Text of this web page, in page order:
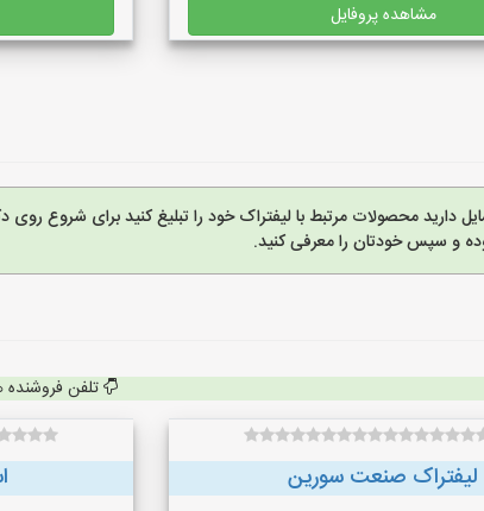
مشاهده پروفایل
دارید محصولات مرتبط با لیفتراک خود را تبلیغ کنید برای شروع روی
و سپس خودتان را معرفی کنید.
تلفن فروشنده
لیفتراک صنعت سورین